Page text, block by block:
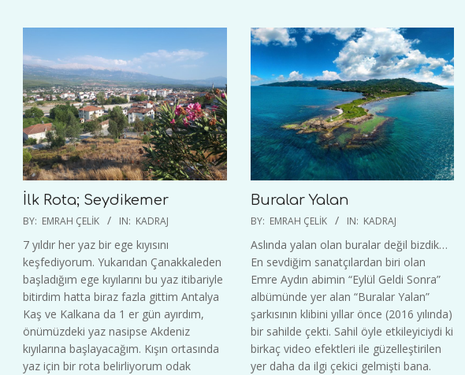
İlk Rota; Seydikemer
2020-
08
BY: EMRAH ÇELIK IN: KADRAJ
7 yıldır her yaz bir ege kıyısını
keşfediyorum. Yukarıdan Çanakkaleden
başladığım ege kıyılarını bu yaz itibariyle
bitirdim hatta biraz fazla gittim Antalya
Kaş ve Kalkana da 1 er gün ayırdım,
önümüzdeki yaz nasipse Akdeniz
kıyılarına başlayacağım. Kışın ortasında
yaz için bir rota belirliyorum odak
Buralar Yalan
2020-
29
BY: EMRAH ÇELIK IN: KADRAJ
Aslında yalan olan buralar değil bizdik…
En sevdiğim sanatçılardan biri olan
Emre Aydın abimin “Eylül Geldi Sonra”
albümünde yer alan “Buralar Yalan”
şarkısının klibini yıllar önce (2016 yılında)
bir sahilde çekti. Sahil öyle etkileyiciydi ki
birkaç video efektleri ile güzelleştirilen
yer daha da ilgi çekici gelmişti bana.